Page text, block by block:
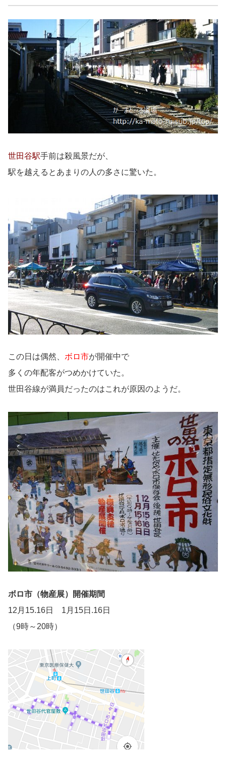
世田谷駅手前は殺風景だが、
駅を越えるとあまりの人の多さに驚いた。
この日は偶然、 ボロ市が開催中で
多くの年配客がつめかけていた。
世田谷線が満員だったのはこれが原因のようだ。
ボロ市（物産展）開催期間
12月15.16日 1月15日.16日
（9時～20時）